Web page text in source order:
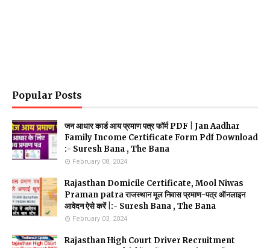
Popular Posts
जन आधार कार्ड आय प्रमाण पत्र फॉर्म PDF | Jan Aadhar
Family Income Certificate Form Pdf Download
:- Suresh Bana , The Bana
February 08, 2024
Rajasthan Domicile Certificate, Mool Niwas
Praman patra राजस्थान मूल निवास प्रमाण-पत्र ऑनलाइन
आवेदन ऐसे करें |:- Suresh Bana , The Bana
February 03, 2024
Rajasthan High Court Driver Recruitment